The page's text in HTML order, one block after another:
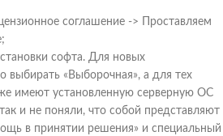
соглашение -> Проставляем
софта. Для новых
выбирать «Выборочная», а для тех
имеют установленную серверную ОС
и не поняли, что собой представляют
в принятии решения» и специальный